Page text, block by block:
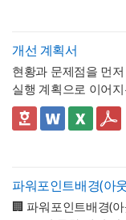
을 기준으로 별도의
이 정확합니다. 또한
으로 1일 단위 사용이
용은 법적 의무사항이
칙 등을 통해 자율적
무급휴직 확인서는
계산해 기재하는 것이
시작일과 종료일을
과 정확히 대조하고,
제 일수를 정확히 세
등 적정 수준으로 기
필요한 경우에만 구
증할 수 있는 것이 특
다면 반드시 비고란
현장 여건상 수량 조
해야 하며, 임의로 수
없도록 해야 합니다.
음"으로 확인하는 경
에 새로운 하자가 발
두 명확히 인지하고
💡 작성 팁
작업 완료 확인서는
가 가장 중요 하므로,
료된 개소·수량을 정
란에 그 사유를 구체
수량 차이가 발생했는
개선 계획서
현황과 문제점을 먼
실행 계획으로 이어
업무 개선 보고서입니
업무 프로세스, 안전,
👔 이 서식의 구성 특징
개선 과제를 하나의
가능
- 현황 및 문제점 섹
나누어 구성해, 단순
선이 필요한지 논리적
- 개선 목표와 기대효
파워포인트배경(아
🏢 파워포인트배경(